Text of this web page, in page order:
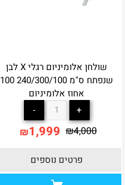
שולחן אלומיניום רגלי X לבן
שנפתח ס"מ 240/300/100 100
אחוז אלומיניום
₪4,000
₪1,999
פרטים נוספים